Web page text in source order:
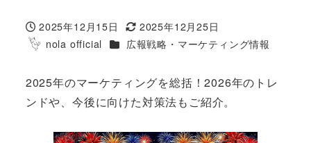
投稿日
2025年12月15日
更新日
2025年12月25日
著
nola official カテゴリー
広報戦略・マーケティング情報
2025年のマーケティングを総括！2026年のトレ
ンドや、今後に向けた対策法もご紹介。